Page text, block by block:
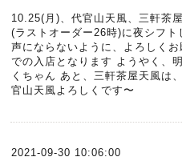
10.25(月)、代官山天風、三軒茶
(ラストオーダー26時)に夜シフ
声にならないように、よろしく
での入店となります ようやく、
くちゃん あと、三軒茶屋天風は
官山天風よろしくです〜
2021-09-30 10:06:00